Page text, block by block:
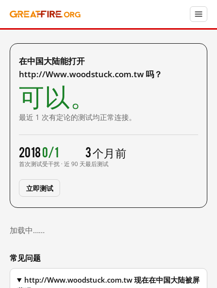
在中国大陆能打开
http://Www.woodstuck.com.tw 吗？
可以。
最近 1 次有定论的测试均正常连接。
2018
首次测试
0/1
受干扰 · 近 90 天
3 个月前
最后测试
立即测试
加载中……
常见问题
http://Www.woodstuck.com.tw 现在在中国大陆被屏